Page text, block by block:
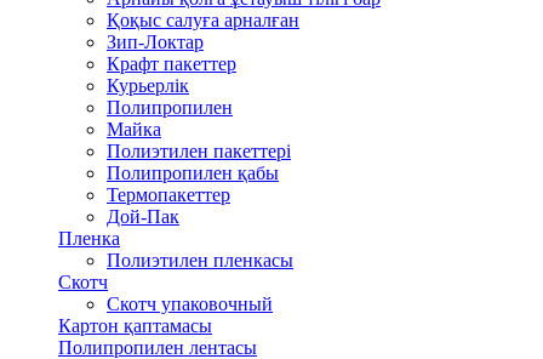
Қоқыс салуға арналған
Зип-Локтар
Крафт пакеттер
Курьерлік
Полипропилен
Майка
Полиэтилен пакеттері
Полипропилен қабы
Термопакеттер
Дой-Пак
Пленка
Полиэтилен пленкасы
Скотч
Скотч упаковочный
Картон қаптамасы
Полипропилен лентасы